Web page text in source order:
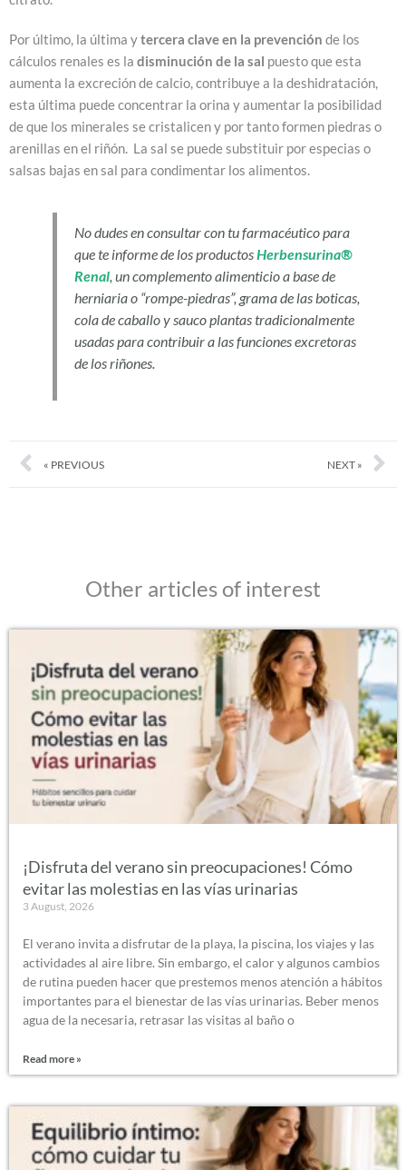
Por último, la última ytercera clave en la prevención de los
cálculos renales es la disminución de la sal puesto que esta
aumenta la excreción de calcio, contribuye a la deshidratación,
esta última puede concentrar la orina y aumentar la posibilidad
de que los minerales se cristalicen y por tanto formen piedras o
arenillas en el riñón. La sal se puede substituir por especias o
salsas bajas en sal para condimentar los alimentos.
No dudes en consultar con tu farmacéutico para
que te informe de los productosHerbensurina®
Renal, un complemento alimenticio a base de
herniaria o “rompe-piedras”, grama de las boticas,
cola de caballo y sauco plantas tradicionalmente
usadas para contribuir a las funciones excretoras
de los riñones.
Prev« PREVIOUS NEXT »
Other articles of interest
¡Disfruta del verano sin preocupaciones! Cómo
evitar las molestias en las vías urinarias
3 August, 2026
El verano invita a disfrutar de la playa, la piscina, los viajes y las
actividades al aire libre. Sin embargo, el calor y algunos cambios
de rutina pueden hacer que prestemos menos atención a hábitos
importantes para el bienestar de las vías urinarias. Beber menos
agua de la necesaria, retrasar las visitas al baño o
Read more »